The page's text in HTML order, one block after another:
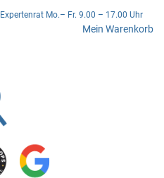
Expertenrat Mo.– Fr. 9.00 – 17.00 Uhr
Mein Warenkorb